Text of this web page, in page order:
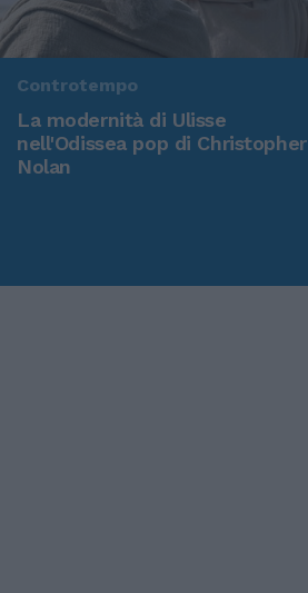
Controtempo
La modernità di Ulisse
nell'Odissea pop di Christopher
Nolan